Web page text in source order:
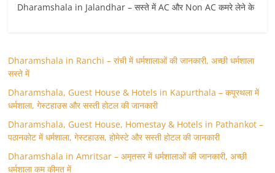
Dharamshala in Jalandhar – सस्ते में AC और Non AC कमरे लेने के
Dharamshala in Ranchi – रांची में धर्मशालाओं की जानकारी, अच्छी धर्मशाला
सस्ते में
Dharamshala, Guest House & Hotels in Kapurthala – कपूरथला में
धर्मशाला, गेस्टहाउस और सस्ती होटल की जानकारी
Dharamshala, Guest House, Homestay & Hotels in Pathankot –
पठानकोट में धर्मशाला, गेस्टहाउस, होमेस्टे और सस्ती होटल की जानकारी
Dharamshala in Amritsar – अमृतसर में धर्मशालाओं की जानकारी, अच्छी
धर्मशाला कम कीमत में